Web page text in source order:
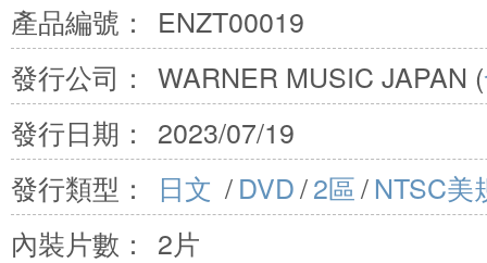
產品編號：
ENZT00019
發行公司： WARNER MUSIC JAPAN (
發行日期：
2023/07/19
發行類型：
日文 /DVD/2區/NTSC美
內裝片數：
2片